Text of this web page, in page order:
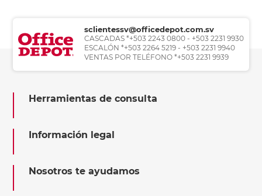
sclientessv@officedepot.com.sv
CASCADAS *+503 2243 0800 - +503 2231 9930
ESCALÓN *+503 2264 5219 - +503 2231 9940
VENTAS POR TELÉFONO *+503 2231 9939
Herramientas de consulta
Información legal
Nosotros te ayudamos